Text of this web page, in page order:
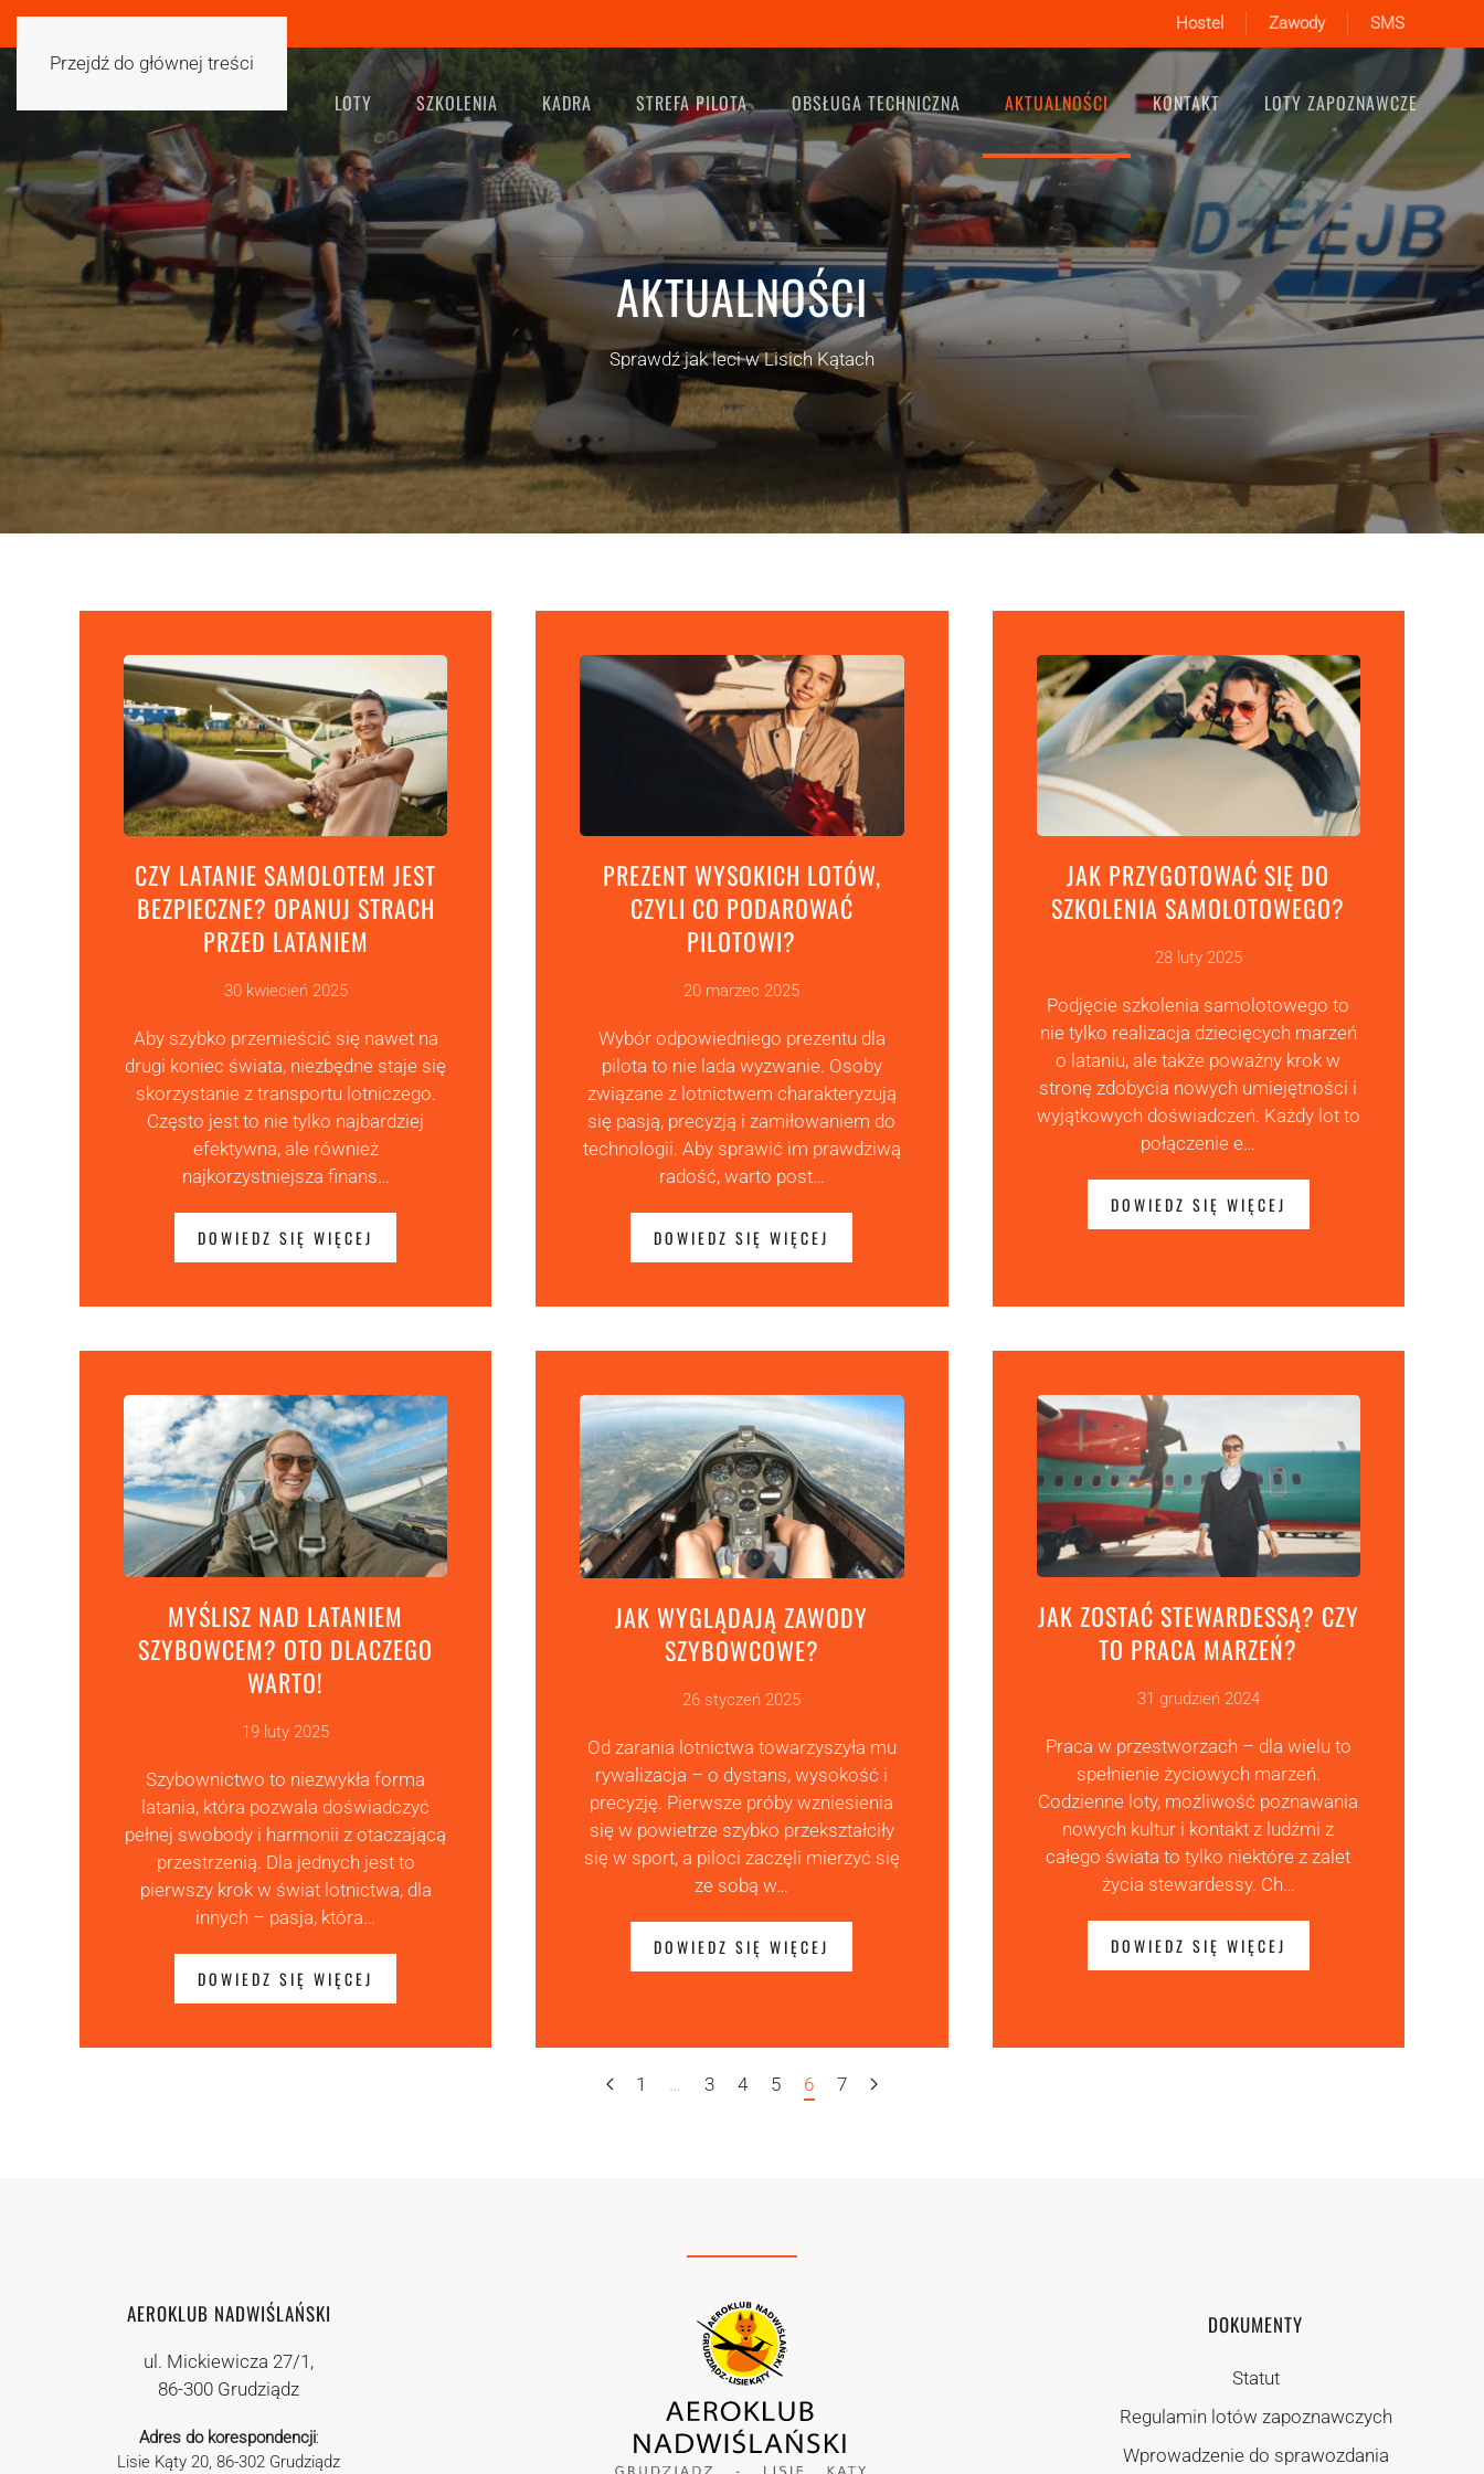
Przejdź do głównej treści
Hostel Zawody SMS
LOTY SZKOLENIA KADRA STREFA PILOTA OBSŁUGA TECHNICZNA AKTUALNOŚCI KONTAKT LOTY ZAPOZNAWCZE
AKTUALNOŚCI
Sprawdź jak leci w Lisich Kątach
CZY LATANIE SAMOLOTEM JEST
BEZPIECZNE? OPANUJ STRACH
PRZED LATANIEM
30 kwiecień 2025
Aby szybko przemieścić się nawet na
drugi koniec świata, niezbędne staje się
skorzystanie z transportu lotniczego.
Często jest to nie tylko najbardziej
efektywna, ale również
najkorzystniejsza finans…
DOWIEDZ SIĘ WIĘCEJ
PREZENT WYSOKICH LOTÓW,
CZYLI CO PODAROWAĆ
PILOTOWI?
20 marzec 2025
Wybór odpowiedniego prezentu dla
pilota to nie lada wyzwanie. Osoby
związane z lotnictwem charakteryzują
się pasją, precyzją i zamiłowaniem do
technologii. Aby sprawić im prawdziwą
radość, warto post…
DOWIEDZ SIĘ WIĘCEJ
JAK PRZYGOTOWAĆ SIĘ DO
SZKOLENIA SAMOLOTOWEGO?
28 luty 2025
Podjęcie szkolenia samolotowego to
nie tylko realizacja dziecięcych marzeń
o lataniu, ale także poważny krok w
stronę zdobycia nowych umiejętności i
wyjątkowych doświadczeń. Każdy lot to
połączenie e…
DOWIEDZ SIĘ WIĘCEJ
MYŚLISZ NAD LATANIEM
SZYBOWCEM? OTO DLACZEGO
WARTO!
19 luty 2025
Szybownictwo to niezwykła forma
latania, która pozwala doświadczyć
pełnej swobody i harmonii z otaczającą
przestrzenią. Dla jednych jest to
pierwszy krok w świat lotnictwa, dla
innych – pasja, która…
DOWIEDZ SIĘ WIĘCEJ
JAK WYGLĄDAJĄ ZAWODY
SZYBOWCOWE?
26 styczeń 2025
Od zarania lotnictwa towarzyszyła mu
rywalizacja – o dystans, wysokość i
precyzję. Pierwsze próby wzniesienia
się w powietrze szybko przekształciły
się w sport, a piloci zaczęli mierzyć się
ze sobą w…
DOWIEDZ SIĘ WIĘCEJ
JAK ZOSTAĆ STEWARDESSĄ? CZY
TO PRACA MARZEŃ?
31 grudzień 2024
Praca w przestworzach – dla wielu to
spełnienie życiowych marzeń.
Codzienne loty, możliwość poznawania
nowych kultur i kontakt z ludźmi z
całego świata to tylko niektóre z zalet
życia stewardessy. Ch…
DOWIEDZ SIĘ WIĘCEJ
1 … 3 4 5 6 7
AEROKLUB NADWIŚLAŃSKI
ul. Mickiewicza 27/1,
86-300 Grudziądz
Adres do korespondencji:
Lisie Kąty 20, 86-302 Grudziądz
DOKUMENTY
Statut
Regulamin lotów zapoznawczych
Wprowadzenie do sprawozdania